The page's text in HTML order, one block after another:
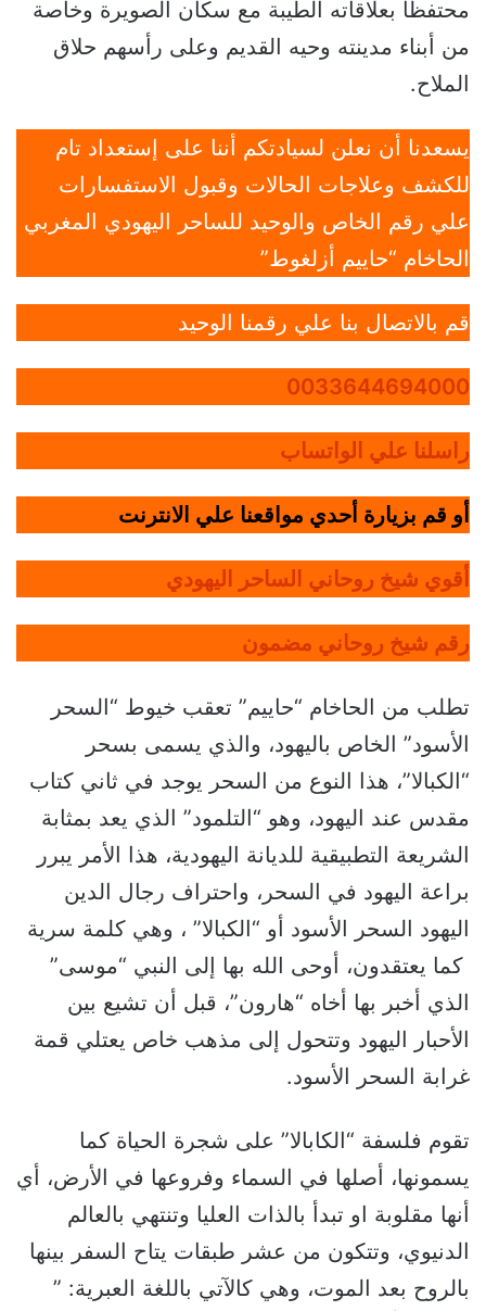
محتفظا بعلاقاته الطيبة مع سكان الصويرة وخاصة
من أبناء مدينته وحيه القديم وعلى رأسهم حلاق
الملاح.
يسعدنا أن نعلن لسيادتكم أننا على إستعداد تام
للكشف وعلاجات الحالات وقبول الاستفسارات
علي رقم الخاص والوحيد للساحر اليهودي المغربي
الحاخام “حاييم أزلغوط”
قم بالاتصال بنا علي رقمنا الوحيد
0033644694000
راسلنا علي الواتساب
أو قم بزيارة أحدي مواقعنا علي الانترنت
أقوي شيخ روحاني الساحر اليهودي
رقم شيخ روحاني مضمون
تطلب من الحاخام “حاييم” تعقب خيوط “السحر
الأسود” الخاص باليهود، والذي يسمى بسحر
“الكبالا”، هذا النوع من السحر يوجد في ثاني كتاب
مقدس عند اليهود، وهو “التلمود” الذي يعد بمثابة
الشريعة التطبيقية للديانة اليهودية، هذا الأمر يبرر
براعة اليهود في السحر، واحتراف رجال الدين
اليهود السحر الأسود أو “الكبالا” ، وهي كلمة سرية
كما يعتقدون، أوحى الله بها إلى النبي “موسى”
الذي أخبر بها أخاه “هارون”، قبل أن تشيع بين
الأحبار اليهود وتتحول إلى مذهب خاص يعتلي قمة
غرابة السحر الأسود.
تقوم فلسفة “الكابالا” على شجرة الحياة كما
يسمونها، أصلها في السماء وفروعها في الأرض، أي
أنها مقلوبة او تبدأ بالذات العليا وتنتهي بالعالم
الدنيوي، وتتكون من عشر طبقات يتاح السفر بينها
بالروح بعد الموت، وهي كالآتي باللغة العبرية: ”